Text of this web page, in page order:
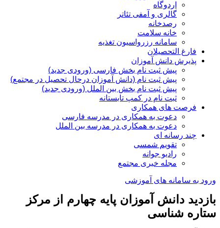
اردوگاه
گالری و آمفی تئاتر
رصدخانه
خانه سلامت
سامانه رزرواسیون تغذیه
فارغ التحصیلان
پذیرش دانش آموزان
پیش ثبت نام بخش فارسی (ورودی جدید)
پیش ثبت نام (دانش آموزان درحال تحصیل در مجتمع)
پیش ثبت نام بخش بین الملل (ورودی جدید)
ثبت نام در کمپ تابستانه
فرصت های همکاری
دعوت به همکاری در مدرسه فارسی
دعوت به همکاری در مدرسه بین الملل
چند رسانه ای
تقویم شمسی
رادیو جوانه
مجله خبری مجتمع
ورود به سامانه های آموزشی
بازدید دانش آموزان پایه چهارم از مرکز
ستاره شناسی